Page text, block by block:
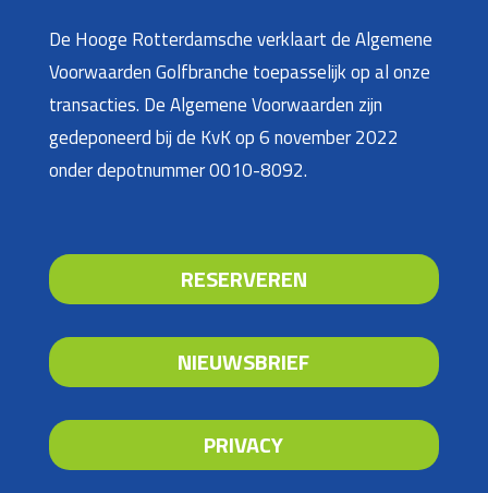
De Hooge Rotterdamsche verklaart de Algemene
Voorwaarden Golfbranche toepasselijk op al onze
transacties. De Algemene Voorwaarden zijn
gedeponeerd bij de KvK op 6 november 2022
onder depotnummer 0010-8092.
RESERVEREN
NIEUWSBRIEF
PRIVACY